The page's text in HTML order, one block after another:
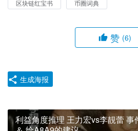
区块链红宝书 币圈词典
赞 (6)
生成海报
利益角度推理 王力宏vs李靚蕾